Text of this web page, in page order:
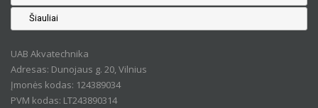
Šiauliai
UAB Akvatechnika
Adresas: Dunojaus g. 20, Vilnius
Įmonės kodas: 124389034
PVM kodas: LT243890314